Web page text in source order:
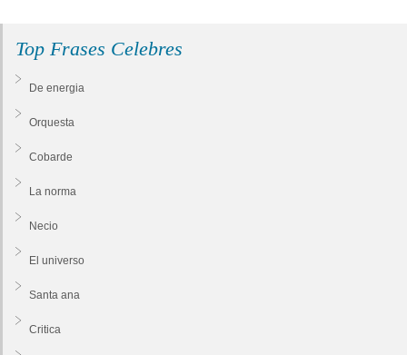
Top Frases Celebres
De energia
Orquesta
Cobarde
La norma
Necio
El universo
Santa ana
Critica